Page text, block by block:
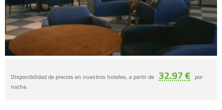
Disponibilidad de precios en nuestros hoteles, a partir de 32.97 € por
noche.